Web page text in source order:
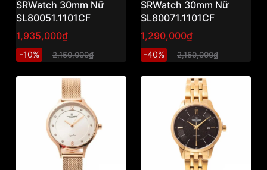
SRWatch 30mm Nữ
SL80051.1101CF
1,935,000₫
-10% 2,150,000₫
SRWatch 30mm Nữ
SL80071.1101CF
1,290,000₫
-40% 2,150,000₫